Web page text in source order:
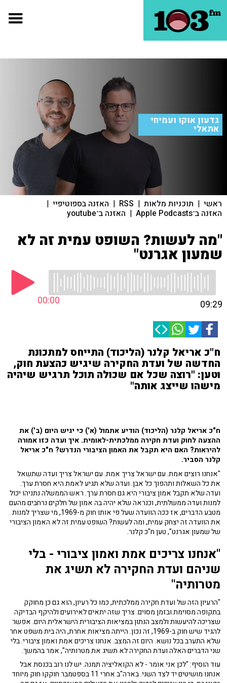
גדעון אוקו ועמיחי
אתאלי
ראשי | תוכניות מלאות |
RSS
| האזנה בספוטיפיי |
האזנה ב־Apple Podcasts | האזנה ב־youtube
"מה לעשות? השופט עמית זה לא
שמעון אגרנט"
00:00 09:29
ח"כ אריאל קלנר (הליכוד) התייחס למתכונת
החדשה של ועדת החקירה שיגיש כהצעת חוק,
וטען: "רוצה שכל אם שכולה תוכל תרגיש שיהיה
מישהו שייצג אותה"
ח"כ אריאל קלנר (הליכוד) הודיע אתמול (א') כי יגיש היום (ב') את
ההצעה לחוק ועדת חקירה ממלכתית-לאומית. איך ועדה כזו אמורה
להיראות? האם היא תקבל את האמון הציבורי הנדרש? ח"כ אריאל
קלנר הסביר.
"אנחנו רוצים אמת. עם ישראל צריך אמת. עם ישראל צריך ועדה שתשאל
את כל השאלות ותהפוך כל אבן. ועדה שלא תגיע לאמת היא חסרת ערך.
ועדה שלא תקבל אמון ציבורי היא גם חסרת ערך. ראש הממשלה נתניהו יכול
למנות ועדה ממשלתית, וכנראה שלא יהיה בה אמון של חלקים נרחבים מהעם
מטבע הדברים, אז ככה הוועדה שעל פי אותו חוק מ-1969, מי שצריך למנות
את הוועדה זה יצחק עמית, ומה לעשות? השופט עמית זה לא האמון הציבורי
של שמעון אגרנט", טען ח"כ קלנר.
"אנחנו צריכים אמת ואמון ציבורי - בלי
שניהם ועדת החקירה לא תשיג את
מטרותיה"
"הרעיון הזה של ועדת חקירה ממלכתית, כמו כל רעיון, הוא גם כן מחוקק
בתקופה מסוימת ובזמן מסוים. צריך שזה יתאים לאירועים ולהיקף הבדיקה
שצריכה להיעשות ולמצב הנתון במציאות הציבורית הישראלית היום. אפשר
להגיד שיש חוק ב-1969, זה נכון. הייתה מציאות אחרת, היה בית משפט אחר
שלא התערב בכל נושא. היום זה המצב. אנחנו צריכים אמת ואמון ציבורי. בלי
שני הדברים האלה ועדת החקירה לא תשיג את מטרותיה", אמר בהמשך.
עוד הוסיף: "לכן אני אומר - לא הקואליציה תמנה. יש לנו רוב בכנסת אבל
אנחנו מושיטים יד לצד השני. בארה"ב אחרי 11 בספטמבר חוקקו חוק מיוחד